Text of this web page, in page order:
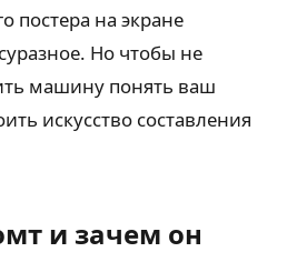
постера на экране
Но чтобы не
машину понять ваш
искусство составления
и зачем он